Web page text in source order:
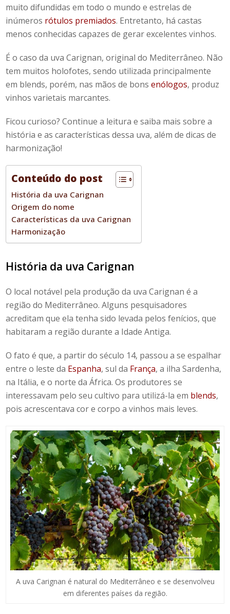
muito difundidas em todo o mundo e estrelas de
inúmeros rótulos premiados. Entretanto, há castas
menos conhecidas capazes de gerar excelentes vinhos.
É o caso da uva Carignan, original do Mediterrâneo. Não
tem muitos holofotes, sendo utilizada principalmente
em blends, porém, nas mãos de bonsenólogos, produz
vinhos varietais marcantes.
Ficou curioso? Continue a leitura e saiba mais sobre a
história e as características dessa uva, além de dicas de
harmonização!
Conteúdo do post
História da uva Carignan
Origem do nome
Características da uva Carignan
Harmonização
História da uva Carignan
O local notável pela produção da uva Carignan é a
região do Mediterrâneo. Alguns pesquisadores
acreditam que ela tenha sido levada pelos fenícios, que
habitaram a região durante a Idade Antiga.
O fato é que, a partir do século 14, passou a se espalhar
entre o leste da Espanha, sul da França, a ilha Sardenha,
na Itália, e o norte da África. Os produtores se
interessavam pelo seu cultivo para utilizá-la em blends,
pois acrescentava cor e corpo a vinhos mais leves.
A uva Carignan é natural do Mediterrâneo e se desenvolveu
em diferentes países da região.